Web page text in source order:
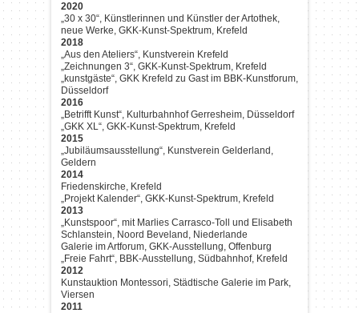
2020
„30 x 30“, Künstlerinnen und Künstler der Artothek,
neue Werke, GKK-Kunst-Spektrum, Krefeld
2018
„Aus den Ateliers“, Kunstverein Krefeld
„Zeichnungen 3“, GKK-Kunst-Spektrum, Krefeld
„kunstgäste“, GKK Krefeld zu Gast im BBK-Kunstforum,
Düsseldorf
2016
„Betrifft Kunst“, Kulturbahnhof Gerresheim, Düsseldorf
„GKK XL“, GKK-Kunst-Spektrum, Krefeld
2015
„Jubiläumsausstellung“, Kunstverein Gelderland,
Geldern
2014
Friedenskirche, Krefeld
„Projekt Kalender“, GKK-Kunst-Spektrum, Krefeld
2013
„Kunstspoor“, mit Marlies Carrasco-Toll und Elisabeth
Schlanstein, Noord Beveland, Niederlande
Galerie im Artforum, GKK-Ausstellung, Offenburg
„Freie Fahrt“, BBK-Ausstellung, Südbahnhof, Krefeld
2012
Kunstauktion Montessori, Städtische Galerie im Park,
Viersen
2011